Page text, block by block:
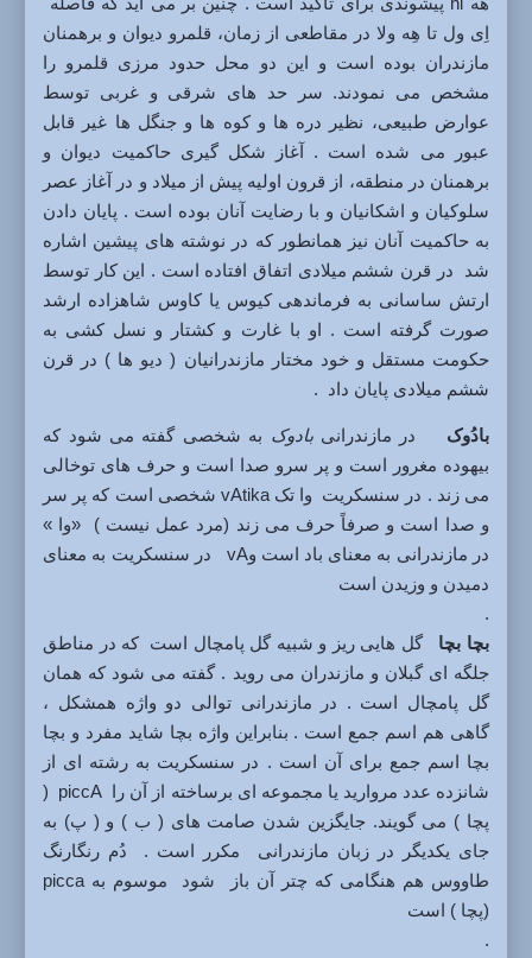
اِی ول تا هِه ولا در مقاطعی از زمان، قلمرو دیوان و برهمنان
مازندران بوده است و این دو محل حدود مرزی قلمرو را
مشخص می نمودند. سر حد های شرقی و غربی توسط
عوارض طبیعی، نظیر دره ها و کوه ها و جنگل ها غیر قابل
عبور می شده است . آغاز شکل گیری حاکمیت دیوان و
برهمنان در منطقه، از قرون اولیه پیش از میلاد و در آغاز عصر
سلوکیان و اشکانیان و با رضایت آنان بوده است . پایان دادن
به حاکمیت آنان نیز همانطور که در نوشته های پیشین اشاره
شد در قرن ششم میلادی اتفاق افتاده است . این کار توسط
ارتش ساسانی به فرماندهی کیوس یا کاوس شاهزاده ارشد
صورت گرفته است . او با غارت و کشتار و نسل کشی به
حکومت مستقل و خود مختار مازندرانیان ( دیو ها ) در قرن
ششم میلادی پایان داد .
بادُوک در مازندرانیبادوک به شخصی گفته می شود که
بیهوده مغرور است و پر سرو صدا است و حرف های توخالی
می زند . در سنسکریت وا تک vAtika شخصی است که پر سر
و صدا است و صرفاً حرف می زند (مرد عمل نیست ) «وا »
در مازندرانی به معنای باد است وvA در سنسکریت به معنای
دمیدن و وزیدن است
.
بچا بچا
گل هایی ریز و شبیه گل پامچال است که در مناطق
جلگه ای گبلان و مازندران می روید . گفته می شود که همان
گل پامچال است . در مازندرانی توالی دو واژه همشکل ،
گاهی هم اسم جمع است . بنابراین واژه بچا شاید مفرد و بچا
بچا اسم جمع برای آن است . در سنسکریت به رشته ای از
شانزده عدد مروارید یا مجموعه ای برساخته از آن را piccA (
پچا ) می گویند. جایگزین شدن صامت های ( ب ) و ( پ) به
جای یکدیگر در زبان مازندرانی مکرر است . دُم رنگارنگ
طاووس هم هنگامی که چتر آن باز شود موسوم به picca
(پچا ) است
.